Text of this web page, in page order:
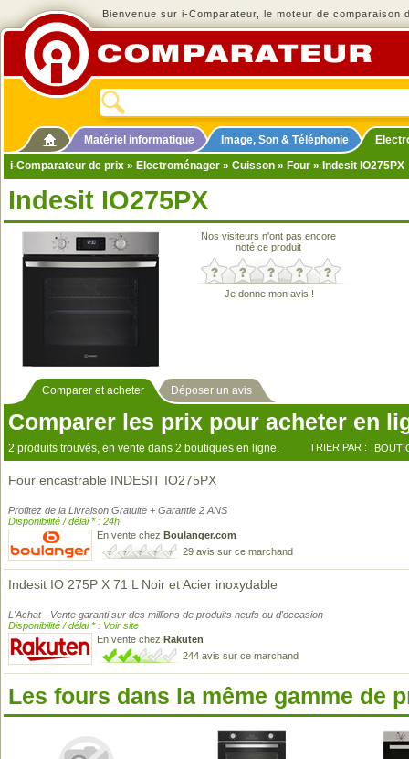
Bienvenue sur i-Comparateur, le moteur de comparaison
Matériel informatique Image, Son & Téléphonie
i-Comparateur de prix » Electroménager » Cuisson » Four » Indesit IO275PX
Indesit IO275PX
Nos visiteurs n'ont pas encore
noté ce produit
Je donne mon avis !
Comparer et acheter Déposer un avis
Comparer les prix pour acheter en
2 produits trouvés, en vente dans 2 boutiques en ligne. TRIER PAR :
Four encastrable INDESIT IO275PX
Profitez de la Livraison Gratuite + Garantie 2 ANS
Disponibilité / délai * : 24h
En vente chez Boulanger.com
29 avis sur ce marchand
Indesit IO 275P X 71 L Noir et Acier inoxydable
L'Achat - Vente garanti sur des millions de produits neufs ou d'occasion
Disponibilité / délai * : Voir site
En vente chez Rakuten
244 avis sur ce marchand
Les fours dans la même gamme de